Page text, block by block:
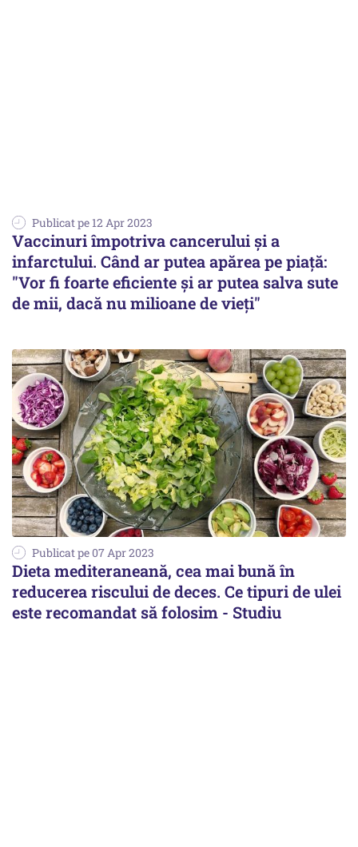
Publicat pe 12 Apr 2023
Vaccinuri împotriva cancerului şi a
infarctului. Când ar putea apărea pe piață:
"Vor fi foarte eficiente şi ar putea salva sute
de mii, dacă nu milioane de vieţi"
Publicat pe 07 Apr 2023
Dieta mediteraneană, cea mai bună în
reducerea riscului de deces. Ce tipuri de ulei
este recomandat să folosim - Studiu